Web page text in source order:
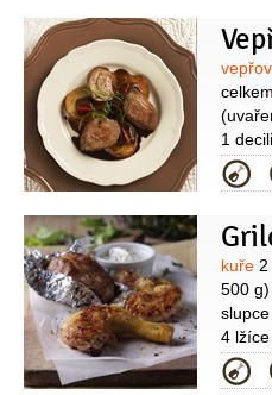
200
40
2
1
1
1/2
kuře
500 g)
4 lžíce